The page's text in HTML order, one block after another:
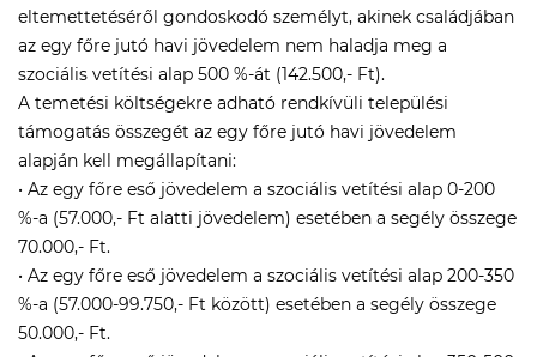
eltemettetéséről gondoskodó személyt, akinek családjában
az egy főre jutó havi jövedelem nem haladja meg a
szociális vetítési alap 500 %-át (142.500,- Ft).
A temetési költségekre adható rendkívüli települési
támogatás összegét az egy főre jutó havi jövedelem
alapján kell megállapítani:
• Az egy főre eső jövedelem a szociális vetítési alap 0-200
%-a (57.000,- Ft alatti jövedelem) esetében a segély összege
70.000,- Ft.
• Az egy főre eső jövedelem a szociális vetítési alap 200-350
%-a (57.000-99.750,- Ft között) esetében a segély összege
50.000,- Ft.